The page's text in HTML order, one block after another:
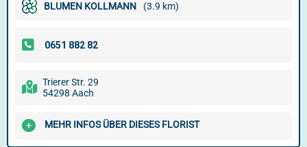
BLUMEN KOLLMANN (3.9 km)
Trierer Str. 29
54298 Aach
MEHR INFOS ÜBER DIESES FLORIST